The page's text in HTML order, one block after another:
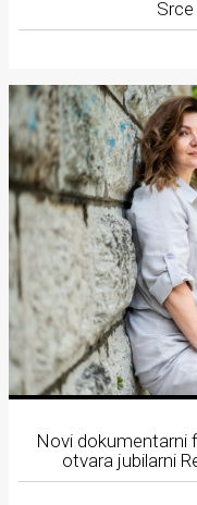
Novi dokumentarni
otvara jubilarni